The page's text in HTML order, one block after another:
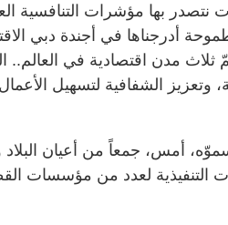
نتصدر بها مؤشرات التنافسية
ثلاث مدن اقتصادية في
وتعزيز الشفافية لتسهيل
أمس، جمعاً من أعيان البلاد
التنفيذية لعدد من مؤسسات